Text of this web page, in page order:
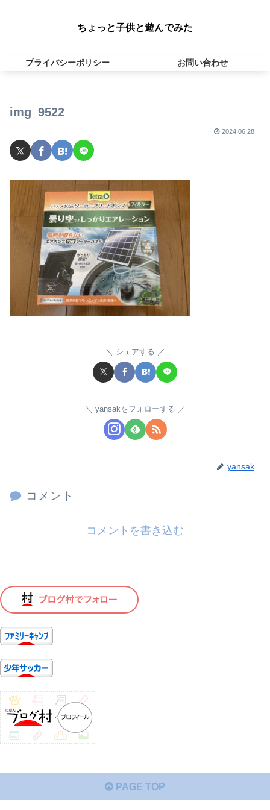
ちょっと子供と遊んでみた
プライバシーポリシー お問い合わせ
img_9522
2024.06.28
シェアする
yansakをフォローする
yansak
コメント
コメントを書き込む
PAGE TOP